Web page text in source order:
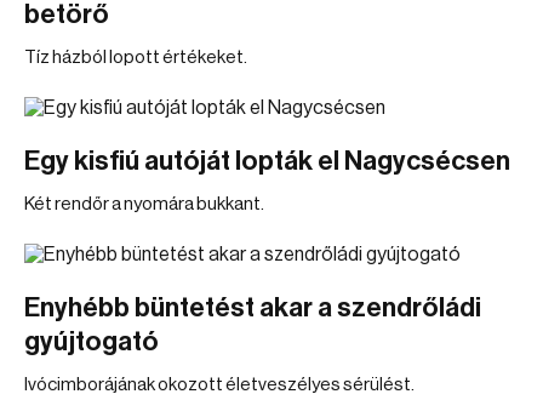
betörő
Tíz házból lopott értékeket.
Egy kisfiú autóját lopták el Nagycsécsen
Két rendőr a nyomára bukkant.
Enyhébb büntetést akar a szendrőládi
gyújtogató
Ivócimborájának okozott életveszélyes sérülést.